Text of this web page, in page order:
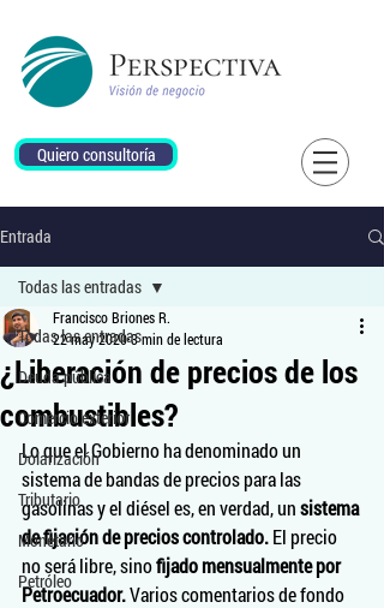
Quiero consultoría
Entrada
Todas las entradas
Deuda pública
Comercio exterior
Dolarización
Tributario
Monetario
Petróleo
Todas las entradas
¿Liberación de precios de los
combustibles?
Francisco Briones R.
22 may 20203 min de lectura
Lo que el Gobierno ha denominado un
sistema de bandas de precios para las
gasolinas y el diésel es, en verdad, un sistema
de fijación de precios controlado. El precio
no será libre, sino fijado mensualmente por
Petroecuador. Varios comentarios de fondo